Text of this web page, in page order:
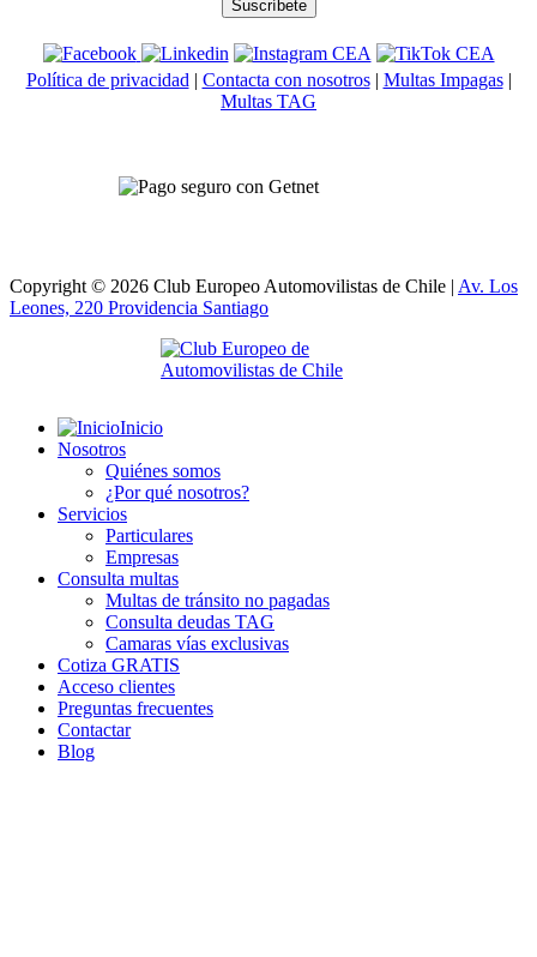
Política de privacidad | Contacta con nosotros| Multas Impagas|
Multas TAG
Copyright © 2026 Club Europeo Automovilistas de Chile | Av. Los
Leones, 220 Providencia Santiago
Inicio
Nosotros
Quiénes somos
¿Por qué nosotros?
Servicios
Particulares
Empresas
Consulta multas
Multas de tránsito no pagadas
Consulta deudas TAG
Camaras vías exclusivas
Cotiza GRATIS
Acceso clientes
Preguntas frecuentes
Contactar
Blog